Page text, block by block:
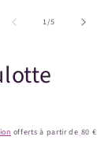
1/de
5
offerts à partir de 80 €